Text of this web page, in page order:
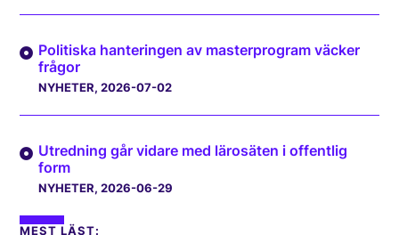
Politiska hanteringen av masterprogram väcker
frågor
NYHETER, 2026-07-02
Utredning går vidare med lärosäten i offentlig
form
NYHETER, 2026-06-29
MEST LÄST: